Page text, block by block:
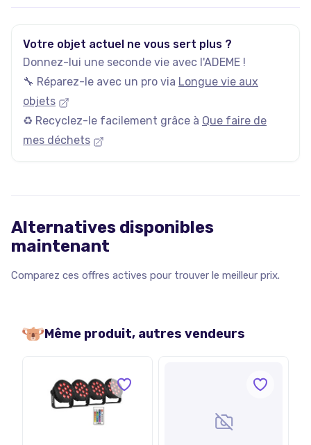
Votre objet actuel ne vous sert plus ?
Donnez-lui une seconde vie avec l'ADEME !
🔧 Réparez-le avec un pro via Longue vie aux
objets
♻️ Recyclez-le facilement grâce à Que faire de
mes déchets
Alternatives disponibles
maintenant
Comparez ces offres actives pour trouver le meilleur prix.
Même produit, autres vendeurs